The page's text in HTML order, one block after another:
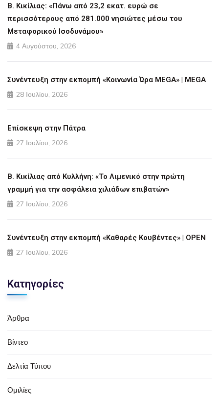
Β. Κικίλιας: «Πάνω από 23,2 εκατ. ευρώ σε
περισσότερους από 281.000 νησιώτες μέσω του
Μεταφορικού Ισοδυνάμου»
4 Αυγούστου, 2026
Συνέντευξη στην εκπομπή «Κοινωνία Ώρα MEGA» | MEGA
28 Ιουλίου, 2026
Επίσκεψη στην Πάτρα
27 Ιουλίου, 2026
Β. Κικίλιας από Κυλλήνη: «Το Λιμενικό στην πρώτη
γραμμή για την ασφάλεια χιλιάδων επιβατών»
27 Ιουλίου, 2026
Συνέντευξη στην εκπομπή «Καθαρές Κουβέντες» | OPEN
27 Ιουλίου, 2026
Κατηγορίες
Άρθρα
Βίντεο
Δελτία Τύπου
Ομιλίες